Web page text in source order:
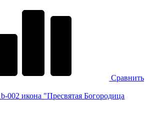
Сравнить
002 икона "Пресвятая Богородица